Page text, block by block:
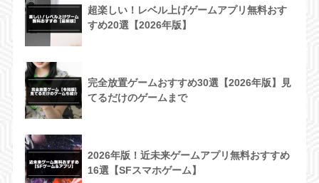
超楽しい！レベル上げゲームアプリ無料おす
すめ20選【2026年版】
完全放置ゲームおすすめ30選【2026年版】見
てるだけのゲームまで
2026年版！近未来ゲームアプリ無料おすすめ
16選【SFスマホゲーム】